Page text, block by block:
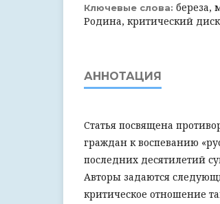
Ключевые слова: береза,
Родина, критический
АННОТАЦИЯ
Статья посвящена
граждан к воспеванию
последних десятилетий
Авторы задаются
критическое отношение